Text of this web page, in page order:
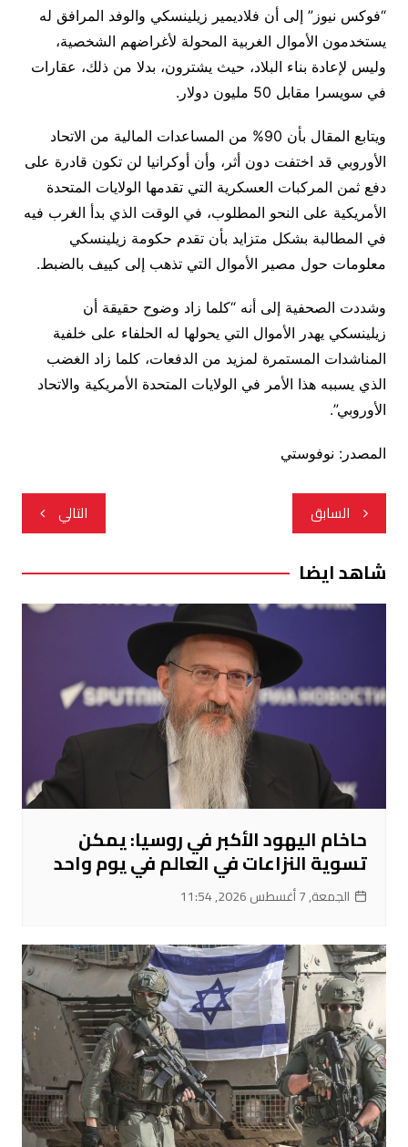
“فوكس نيوز” إلى أن فلاديمير زيلينسكي والوفد المرافق له
يستخدمون الأموال الغربية المحولة لأغراضهم الشخصية،
وليس لإعادة بناء البلاد، حيث يشترون، بدلا من ذلك، عقارات
في سويسرا مقابل 50 مليون دولار.
ويتابع المقال بأن 90% من المساعدات المالية من الاتحاد
الأوروبي قد اختفت دون أثر، وأن أوكرانيا لن تكون قادرة على
دفع ثمن المركبات العسكرية التي تقدمها الولايات المتحدة
الأمريكية على النحو المطلوب، في الوقت الذي بدأ الغرب فيه
في المطالبة بشكل متزايد بأن تقدم حكومة زيلينسكي
معلومات حول مصير الأموال التي تذهب إلى كييف بالضبط.
وشددت الصحفية إلى أنه “كلما زاد وضوح حقيقة أن
زيلينسكي يهدر الأموال التي يحولها له الحلفاء على خلفية
المناشدات المستمرة لمزيد من الدفعات، كلما زاد الغضب
الذي يسببه هذا الأمر في الولايات المتحدة الأمريكية والاتحاد
الأوروبي”.
المصدر: نوفوستي
تصفّح
المقالات
السابق التالي
شاهد ايضا
حاخام اليهود الأكبر في روسيا: يمكن
تسوية النزاعات في العالم في يوم واحد
الجمعة, 7 أغسطس 2026, 11:54